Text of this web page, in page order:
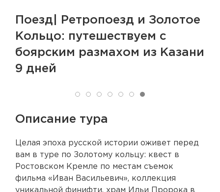
Поезд| Ретропоезд и Золотое
Кольцо: путешествуем с
боярским размахом из Казани
9 дней
Описание тура
Целая эпоха русской истории оживет перед
вам в туре по Золотому кольцу: квест в
Ростовском Кремле по местам съемок
фильма «Иван Васильевич», коллекция
уникальной финифти, храм Ильи Пророка в